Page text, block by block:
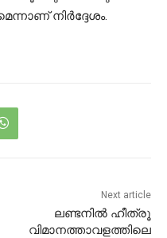
നിര്‍ദ്ദേശം.
Next article
ലണ്ടനില്‍ ഹീത്രൂ
വിമാനത്താവളത്തിലെ